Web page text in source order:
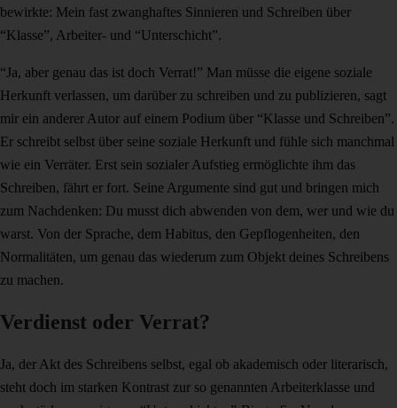
bewirkte: Mein fast zwanghaftes Sinnieren und Schreiben über
“Klasse”, Arbeiter- und “Unterschicht”.
“Ja, aber genau das ist doch Verrat!” Man müsse die eigene soziale
Herkunft verlassen, um darüber zu schreiben und zu publizieren, sagt
mir ein anderer Autor auf einem Podium über “Klasse und Schreiben”.
Er schreibt selbst über seine soziale Herkunft und fühle sich manchmal
wie ein Verräter. Erst sein sozialer Aufstieg ermöglichte ihm das
Schreiben, fährt er fort. Seine Argumente sind gut und bringen mich
zum Nachdenken: Du musst dich abwenden von dem, wer und wie du
warst. Von der Sprache, dem Habitus, den Gepflogenheiten, den
Normalitäten, um genau das wiederum zum Objekt deines Schreibens
zu machen.
Verdienst oder Verrat?
Ja, der Akt des Schreibens selbst, egal ob akademisch oder literarisch,
steht doch im starken Kontrast zur so genannten Arbeiterklasse und